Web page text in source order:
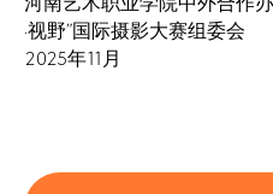
·视野”国际摄影大赛组委会
2025年11月